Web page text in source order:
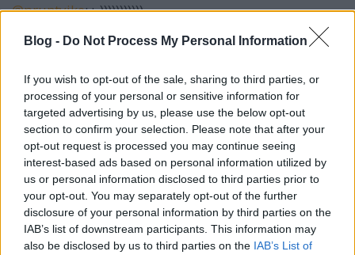
Blog - Do Not Process My Personal Information
If you wish to opt-out of the sale, sharing to third parties, or
processing of your personal or sensitive information for
targeted advertising by us, please use the below opt-out
section to confirm your selection. Please note that after your
opt-out request is processed you may continue seeing
interest-based ads based on personal information utilized by
us or personal information disclosed to third parties prior to
your opt-out. You may separately opt-out of the further
disclosure of your personal information by third parties on the
IAB’s list of downstream participants. This information may
also be disclosed by us to third parties on the IAB’s List of
@pruntyike: :_)))))))))))
Picitures doktor
16 éve
@Montezuma: Ha fordítva vágja le a lepkevadász,az
jobb???
frankó 1
16 éve
már fél éve ilyet használunk néha a késeknek néha az